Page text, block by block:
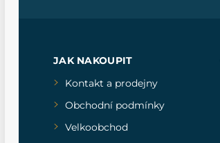
JAK NAKOUPIT
Kontakt a prodejny
Obchodní podmínky
Velkoobchod